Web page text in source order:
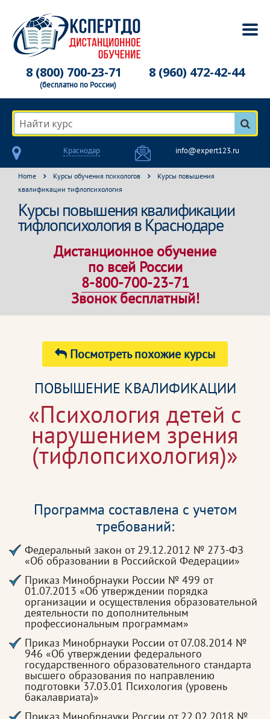
8 (800) 700-23-71
(бесплатно по России)
8 (960) 472-42-44
Найти курс
Краснодар info@expert123.ru
Home Курсы обучения психологов
Курсы повышения
квалификации тифлопсихология
Курсы повышения квалификации
тифлопсихология в Краснодаре
Дистанционное обучение
по всей России
8-800-700-23-71
Звонок бесплатный!
Посмотреть похожие курсы
ПОВЫШЕНИЕ КВАЛИФИКАЦИИ
«Психология детей с
нарушением зрения
(тифлопсихология)»
Программа составлена с учетом
требований:
Федеральный закон от 29.12.2012 № 273-ФЗ
«Об образовании в Российской Федерации»
Приказ Минобрнауки России № 499 от
01.07.2013 «Об утверждении порядка
организации и осуществления образовательной
деятельности по дополнительным
профессиональным программам»
Приказ Минобрнауки России от 07.08.2014 №
946 «Об утверждении федерального
государственного образовательного стандарта
высшего образования по направлению
подготовки 37.03.01 Психология (уровень
бакалавриата)»